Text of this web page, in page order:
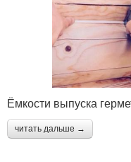
Ёмкости выпуска
читать дальше →